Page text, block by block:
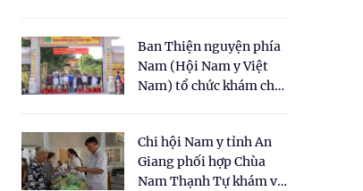
Ban Thiện nguyện phía
Nam (Hội Nam y Việt
Nam) tổ chức khám chữa
dân tại xã Tân Tập
Chi hội Nam y tỉnh An
Giang phối hợp Chùa
Nam Thạnh Tự khám và